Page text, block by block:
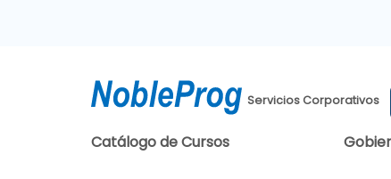
Servicios Corporativos
Catálogo de Cursos